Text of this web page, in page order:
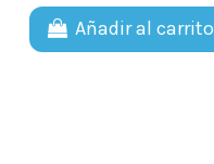
Ver Más